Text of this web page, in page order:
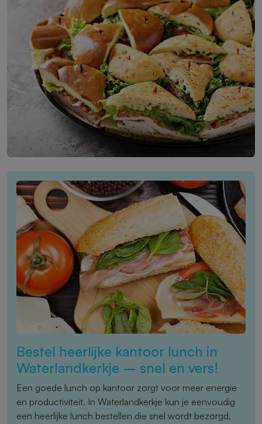
Bestel heerlijke kantoor lunch in
Waterlandkerkje – snel en vers!
Een goede lunch op kantoor zorgt voor meer energie
en productiviteit. In Waterlandkerkje kun je eenvoudig
een heerlijke lunch bestellen die snel wordt bezorgd.